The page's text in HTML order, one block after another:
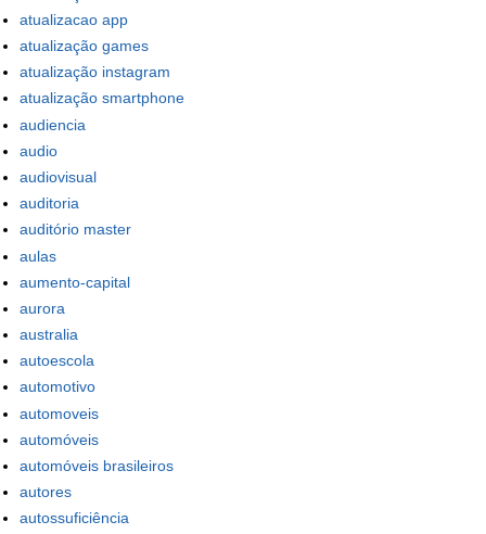
atualizacao app
atualização games
atualização instagram
atualização smartphone
audiencia
audio
audiovisual
auditoria
auditório master
aulas
aumento-capital
aurora
australia
autoescola
automotivo
automoveis
automóveis
automóveis brasileiros
autores
autossuficiência